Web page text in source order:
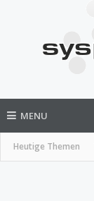
MENU
Heutige Themen